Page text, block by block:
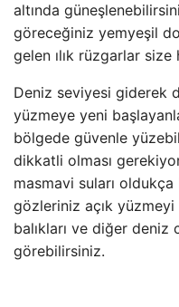
altında
göreceğiniz yemyeşil
gelen ılık rüzgarlar
Deniz seviyesi giderek
yüzmeye yeni
bölgede güvenle
dikkatli olması
masmavi suları
gözleriniz açık yüzmeyi
balıkları ve diğer deniz
görebilirsiniz.